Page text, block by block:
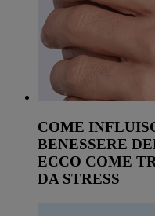
COME
BENESSERE
ECCO COME
DA STRESS